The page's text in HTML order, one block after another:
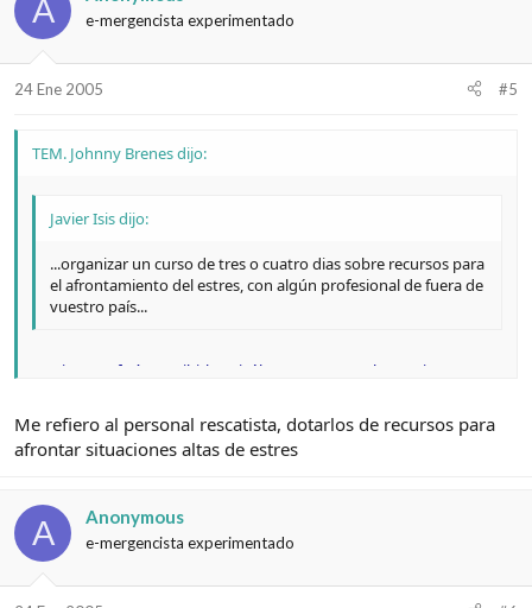
A e-mergencista experimentado
24 Ene 2005 #5
TEM. Johnny Brenes dijo:
Javier Isis dijo:
...organizar un curso de tres o cuatro dias sobre recursos para
el afrontamiento del estres, con algún profesional de fuera de
vuestro país...
¿Javier, te referís a recibirlo psicólogos o personal rescatista?
Me refiero al personal rescatista, dotarlos de recursos para
afrontar situaciones altas de estres
A Anonymous
e-mergencista experimentado